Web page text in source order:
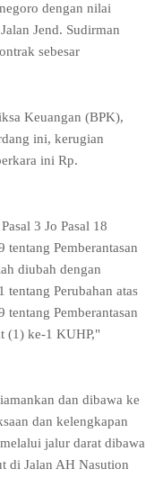
dengan nilai
Jend. Sudirman
sebesar
Keuangan (BPK),
ini, kerugian
ini Rp.
3 Jo Pasal 18
Pemberantasan
diubah dengan
Perubahan atas
Pemberantasan
(1) ke-1 KUHP,"
dan dibawa ke
dan kelengkapan
jalur darat dibawa
di Jalan AH Nasution